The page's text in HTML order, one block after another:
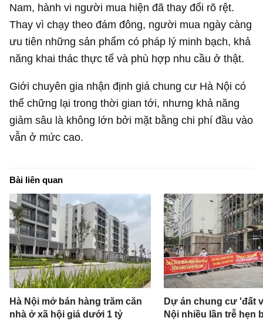
Nam, hành vi người mua hiện đã thay đổi rõ rệt.
Thay vì chạy theo đám đông, người mua ngày càng
ưu tiên những sản phẩm có pháp lý minh bạch, khả
năng khai thác thực tế và phù hợp nhu cầu ở thật.
Giới chuyên gia nhận định giá chung cư Hà Nội có
thể chững lại trong thời gian tới, nhưng khả năng
giảm sâu là không lớn bởi mặt bằng chi phí đầu vào
vẫn ở mức cao.
Bài liên quan
Hà Nội mở bán hàng trăm căn
nhà ở xã hội giá dưới 1 tỷ
Dự án chung cư 'đất
Nội nhiều lần trễ hẹn